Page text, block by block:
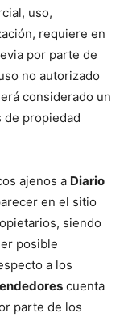
uso,
requiere en
por parte de
no autorizado
considerado un
de propiedad
ajenos a Diario
en el sitio
siendo
posible
a los
cuenta
parte de los